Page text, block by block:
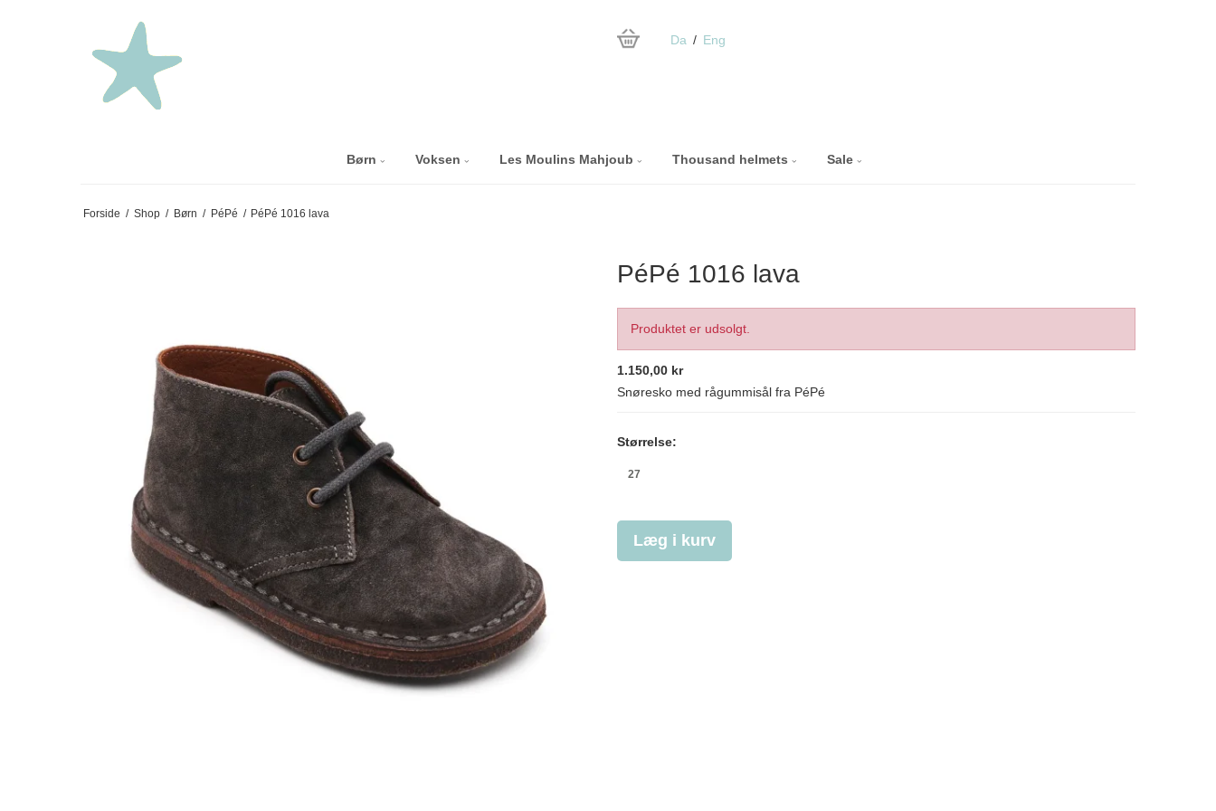
Da Eng
Børn Voksen Les Moulins Mahjoub Thousand helmets Sale
Forside / Shop / Børn / PéPé / PéPé 1016 lava
PéPé 1016 lava
Produktet er udsolgt.
1.150,00 kr
Snøresko med rågummisål fra PéPé
Størrelse:
27
Læg i kurv